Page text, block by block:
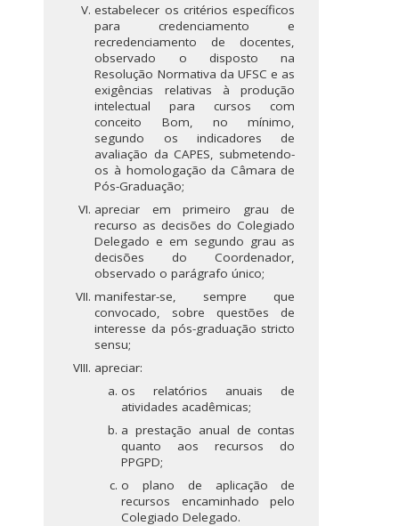
estabelecer os critérios específicos
para credenciamento e
recredenciamento de docentes,
observado o disposto na
Resolução Normativa da UFSC e as
exigências relativas à produção
intelectual para cursos com
conceito Bom, no mínimo,
segundo os indicadores de
avaliação da CAPES, submetendo-
os à homologação da Câmara de
Pós-Graduação;
apreciar em primeiro grau de
recurso as decisões do Colegiado
Delegado e em segundo grau as
decisões do Coordenador,
observado o parágrafo único;
manifestar-se, sempre que
convocado, sobre questões de
interesse da pós-graduação stricto
sensu;
apreciar:
os relatórios anuais de
atividades acadêmicas;
a prestação anual de contas
quanto aos recursos do
PPGPD;
o plano de aplicação de
recursos encaminhado pelo
Colegiado Delegado.